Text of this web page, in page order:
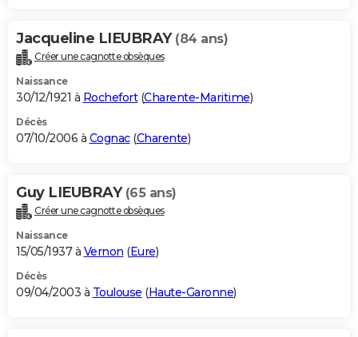
Jacqueline LIEUBRAY (84 ans)
Créer une cagnotte obsèques
Naissance
30/12/1921 à Rochefort(Charente-Maritime)
Décès
07/10/2006 à Cognac(Charente)
Guy LIEUBRAY (65 ans)
Créer une cagnotte obsèques
Naissance
15/05/1937 à Vernon (Eure)
Décès
09/04/2003 à Toulouse (Haute-Garonne)